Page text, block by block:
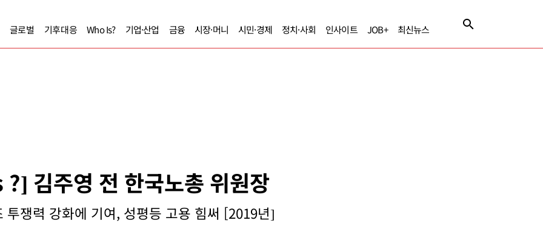
글로벌 기후대응 Who Is? 기업·산업 금융 시장·머니 시민·경제 정치·사회 인사이트 JOB+ 최신뉴스
김주영 전 한국노총 위원장
투쟁력 강화에 기여, 성평등 고용 힘써 [2019년]